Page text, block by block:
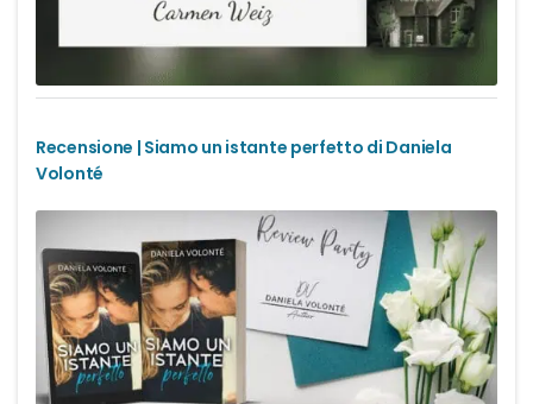
Recensione | Siamo un istante perfetto di Daniela
Volonté